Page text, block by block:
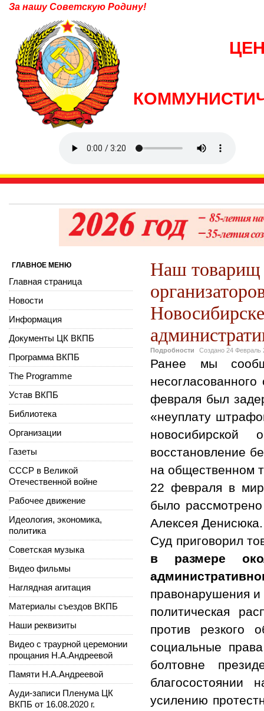
За нашу Советскую Родину!
Наш товарищ
Подробности Создано 24 Февраль
Ранее мы
февраля был
«неуплату
новосибирской
восстановление
на общественном
22 февраля в
было
Алексея Денисюка.
Суд приговорил
в размере
правонарушения и
политическая
против резкого
социальные
болтовне
благосостоянии
усилению
ГЛАВНОЕ МЕНЮ
Главная страница
Новости
Информация
Документы ЦК ВКПБ
Программа ВКПБ
The Programme
Устав ВКПБ
Библиотека
Организации
Газеты
СССР в Великой
Отечественной войне
Рабочее движение
Идеология, экономика,
политика
Советская музыка
Видео фильмы
Наглядная агитация
Материалы съездов ВКПБ
Наши реквизиты
Видео с траурной церемонии
прощания Н.А.Андреевой
Памяти Н.А.Андреевой
Ауди-записи Пленума ЦК
ВКПБ от 16.08.2020 г.